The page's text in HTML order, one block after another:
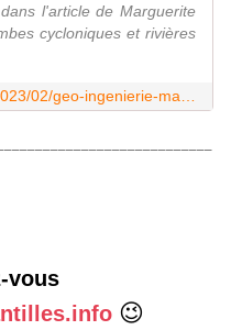
l'article de Marguerite
cycloniques et rivières
vous
😉